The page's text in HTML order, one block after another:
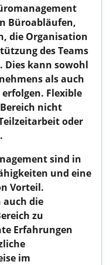
Büroabläufen,
die Organisation
des Teams
kann sowohl
als auch
Flexible
nicht
oder
sind in
und eine
Vorteil.
auch die
zu
Erfahrungen
im